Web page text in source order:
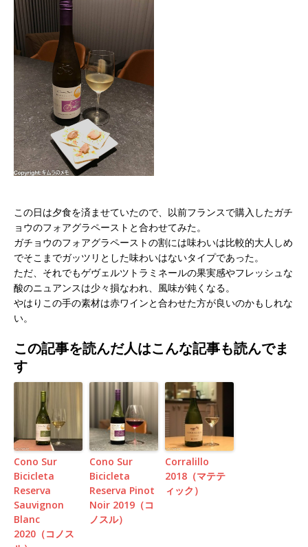
この日は夕食を済ませていたので、以前フランスで購入したガチ
ョウのフォアグラペーストと合わせてみた。
ガチョウのフォアグラペーストの割には味わいは比較的大人しめ
でそこまでガッツリとした味わいはないタイプであった。
ただ、それでもゲヴェルツトラミネールの果実感やフレッシュな
酸のニュアンスは少々損なわれ、風味が鈍くなる。
やはりこの手の素材は赤ワインと合わせた方が良いのかもしれな
い。
この記事を読んだ人はこんな記事も読んでま
す
Cono Sur
Bicicleta
Reserva
Sauvignon
Blanc
2020（コノス
Cono Sur
Bicicleta
Reserva Pinot
Noir 2019（コ
ノスル）
Corralillo
2018（マテテ
ィック）